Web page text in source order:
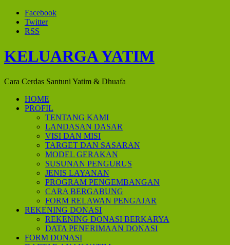
Facebook
Twitter
RSS
KELUARGA YATIM
Cara Cerdas Santuni Yatim & Dhuafa
HOME
PROFIL
TENTANG KAMI
LANDASAN DASAR
VISI DAN MISI
TARGET DAN SASARAN
MODEL GERAKAN
SUSUNAN PENGURUS
JENIS LAYANAN
PROGRAM PENGEMBANGAN
CARA BERGABUNG
FORM RELAWAN PENGAJAR
REKENING DONASI
REKENING DONASI BERKARYA
DATA PENERIMAAN DONASI
FORM DONASI